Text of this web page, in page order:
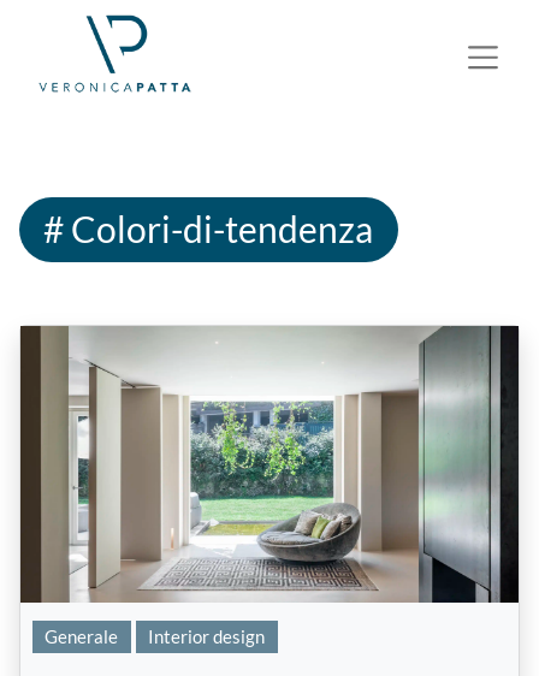
# Colori-di-tendenza
Generale Interior design